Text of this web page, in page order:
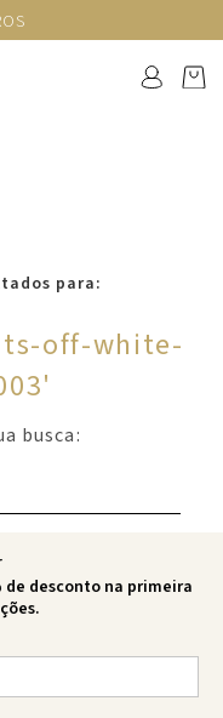
para:
off-white-
'
busca:
de desconto na primeira